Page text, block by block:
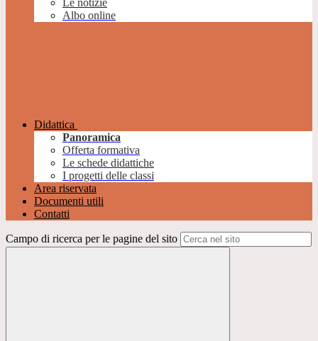
Le notizie
Albo online
Didattica
Panoramica
Offerta formativa
Le schede didattiche
I progetti delle classi
Area riservata
Documenti utili
Contatti
Campo di ricerca per le pagine del sito